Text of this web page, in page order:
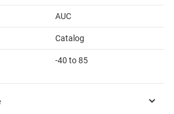
AUC
Catalog
-40 to 85